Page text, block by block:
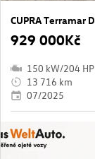
CUPRA Terramar
929 000Kč
150 kW/204 HP
13 716 km
07/2025